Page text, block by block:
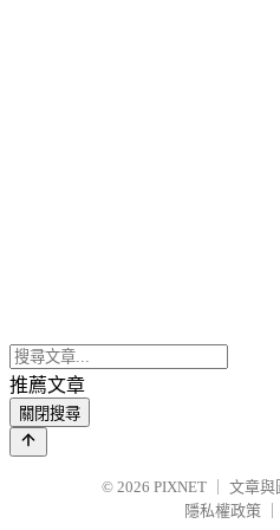
推薦文章
關閉搜尋
© 2026 PIXNET
文章與
隱私權政策